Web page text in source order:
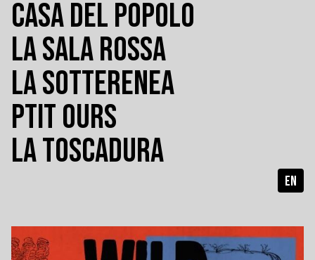
CASA DEL POPOLO
LA SALA ROSSA
LA SOTTERENEA
PTIT OURS
LA TOSCADURA
EN